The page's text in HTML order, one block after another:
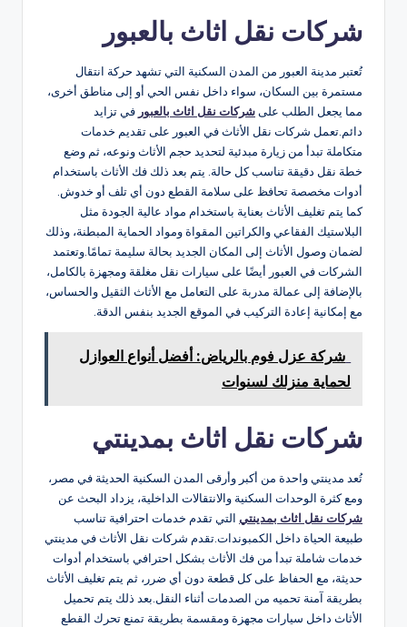
شركات نقل اثاث بالعبور
تُعتبر مدينة العبور من المدن السكنية التي تشهد حركة انتقال
مستمرة بين السكان، سواء داخل نفس الحي أو إلى مناطق أخرى،
مما يجعل الطلب على شركات نقل اثاث بالعبور في تزايد
دائم.تعمل شركات نقل الأثاث في العبور على تقديم خدمات
متكاملة تبدأ من زيارة مبدئية لتحديد حجم الأثاث ونوعه، ثم وضع
خطة نقل دقيقة تناسب كل حالة. يتم بعد ذلك فك الأثاث باستخدام
أدوات مخصصة تحافظ على سلامة القطع دون أي تلف أو خدوش.
كما يتم تغليف الأثاث بعناية باستخدام مواد عالية الجودة مثل
البلاستيك الفقاعي والكراتين المقواة ومواد الحماية المبطنة، وذلك
لضمان وصول الأثاث إلى المكان الجديد بحالة سليمة تمامًا.وتعتمد
الشركات في العبور أيضًا على سيارات نقل مغلقة ومجهزة بالكامل،
بالإضافة إلى عمالة مدربة على التعامل مع الأثاث الثقيل والحساس،
مع إمكانية إعادة التركيب في الموقع الجديد بنفس الدقة.
شركة عزل فوم بالرياض: أفضل أنواع العوازل
لحماية منزلك لسنوات
شركات نقل اثاث بمدينتي
تُعد مدينتي واحدة من أكبر وأرقى المدن السكنية الحديثة في مصر،
ومع كثرة الوحدات السكنية والانتقالات الداخلية، يزداد البحث عن
شركات نقل اثاث بمدينتي التي تقدم خدمات احترافية تناسب
طبيعة الحياة داخل الكمبوندات.تقدم شركات نقل الأثاث في مدينتي
خدمات شاملة تبدأ من فك الأثاث بشكل احترافي باستخدام أدوات
حديثة، مع الحفاظ على كل قطعة دون أي ضرر، ثم يتم تغليف الأثاث
بطريقة آمنة تحميه من الصدمات أثناء النقل.بعد ذلك يتم تحميل
الأثاث داخل سيارات مجهزة ومقسمة بطريقة تمنع تحرك القطع